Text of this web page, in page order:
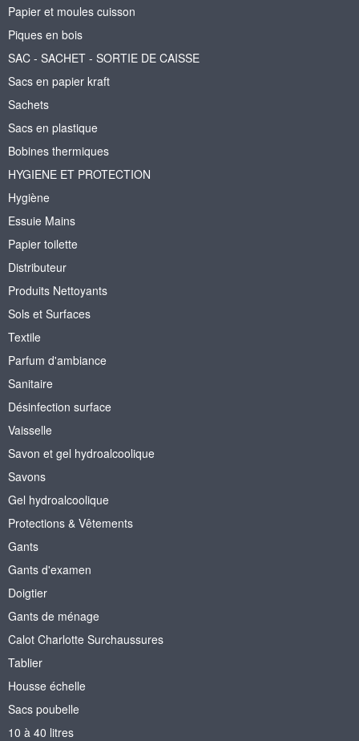
Papier et moules cuisson
Piques en bois
SAC - SACHET - SORTIE DE CAISSE
Sacs en papier kraft
Sachets
Sacs en plastique
Bobines thermiques
HYGIENE ET PROTECTION
Hygiène
Essuie Mains
Papier toilette
Distributeur
Produits Nettoyants
Sols et Surfaces
Textile
Parfum d'ambiance
Sanitaire
Désinfection surface
Vaisselle
Savon et gel hydroalcoolique
Savons
Gel hydroalcoolique
Protections & Vêtements
Gants
Gants d'examen
Doigtier
Gants de ménage
Calot Charlotte Surchaussures
Tablier
Housse échelle
Sacs poubelle
10 à 40 litres